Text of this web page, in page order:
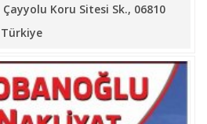
Koru Sitesi Sk., 06810